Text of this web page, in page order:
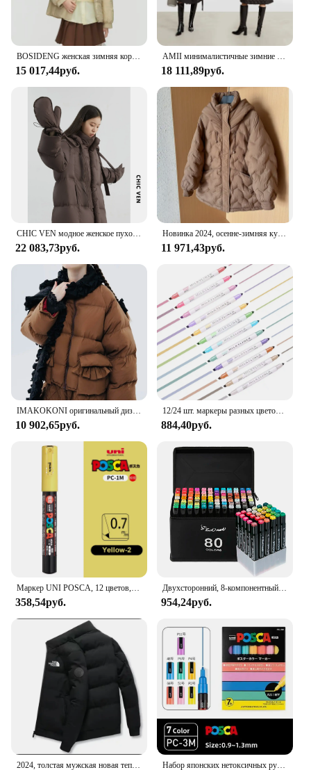
BOSIDENG женская зимняя короткая пуховая куртка большого размера, короткое пальто на молнии, модная теплая фотография B30145202
15 017,44руб.
AMII минималистичные зимние пуховики 2023, простые теплые длинные двубортные женские куртки со съемным воротником 12324016
18 111,89руб.
CHIC VEN модное женское пуховое пальто однотонное свободное повседневное пуховое пальто с капюшоном женское 90 белое пальто на утином пуху толстая осень-зима 2024
22 083,73руб.
Новинка 2024, осенне-зимняя куртка-пуховик с капюшоном Lagabogy, теплый женский пуховик оверсайз на 90% белом утином пуху, верхняя одежда, женские парки с капюшоном
11 971,43руб.
IMAKOKONI оригинальный дизайн Зимняя теплая Толстая с длинным рукавом с капюшоном на молнии пуховик для женщин 234374
10 902,65руб.
12/24 шт. маркеры разных цветов с двойным наконечником, библейские пастельные маркеры, маркеры без кровотечения для раскрашивания журналов
884,40руб.
Маркер UNI POSCA, 12 цветов, акриловая акриловая ручка Plumones Rotuladores PC-1M, 3 м, 5 м, POP, ручка для плакатов, маркеры для краски для ткани, художественная живопись, 1 шт.
358,54руб.
Двухсторонний, 8-компонентный чехол cortatil pack, идеально подходит для любого случая
954,24руб.
2024, толстая мужская новая теплая куртка-паркер, зимняя повседневная мужская куртка, брендовая мужская ветрозащитная хлопковая куртка-пуховик для гольфа Набор японских нетоксичных ручек-маркеров Posca, используемых в разных материалах, безопасных для бумаги, стекла, холста, керамики, пластика